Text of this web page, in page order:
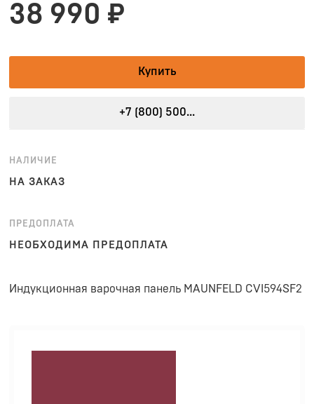
38 990 ₽
Купить
+7 (800) 500...
НАЛИЧИЕ
НА ЗАКАЗ
ПРЕДОПЛАТА
НЕОБХОДИМА ПРЕДОПЛАТА
Индукционная варочная панель MAUNFELD CVI594SF2